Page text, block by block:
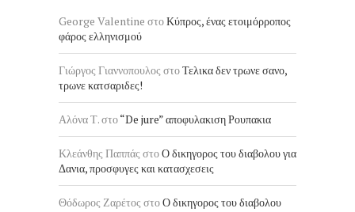
George Valentine στοΚύπρος, ένας ετοιμόρροπος
φάρος ελληνισμού
Γιώργος Γιαννοπουλος στοΤελικα δεν τρωνε σανο,
τρωνε κατσαριδες!
Αλόνα Τ.στο“De jure” αποφυλακιση Ρουπακια
Κλεάνθης Παππάς στοΟ δικηγορος του διαβολου για
Δανια, προσφυγες και κατασχεσεις
Θόδωρος Ζαρέτος στοΟ δικηγορος του διαβολου